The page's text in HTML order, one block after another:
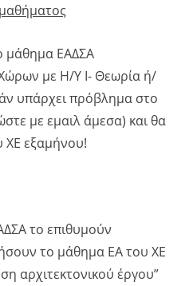
μάθημα ΕΑΔΣΑ
με Η/Υ Ι- Θεωρία ή/
υπάρχει πρόβλημα στο
με εμαιλ άμεσα) και θα
ΧΕ εξαμήνου!
το επιθυμούν
το μάθημα ΕΑ του ΧΕ
αρχιτεκτονικού έργου”